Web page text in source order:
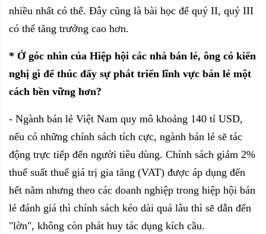
nhiều nhất có thể. Đây cũng là bài học để quý II, quý III
có thể tăng trưởng cao hơn.
* Ở góc nhìn của Hiệp hội các nhà bán lẻ, ông có kiến
nghị gì để thúc đẩy sự phát triển lĩnh vực bán lẻ một
cách bền vững hơn?
- Ngành bán lẻ Việt Nam quy mô khoảng 140 tỉ USD,
nếu có những chính sách tích cực, ngành bán lẻ sẽ tác
động trực tiếp đến người tiêu dùng. Chính sách giảm 2%
thuế suất thuế giá trị gia tăng (VAT) được áp dụng đến
hết năm nhưng theo các doanh nghiệp trong hiệp hội bán
lẻ đánh giá thì chính sách kéo dài quá lâu thì sẽ dẫn đến
"lờn", không còn phát huy tác dụng kích cầu.